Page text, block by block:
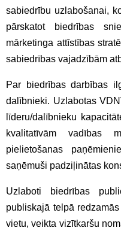
sabiedrību uzlabošanai,
pārskatot biedrības
mārketinga attīstības
sabiedrības vajadzībām
Par biedrības darbības
dalībnieki. Uzlabotas
līderu/dalībnieku
kvalitatīvām vadības
pielietošanas
saņēmuši padziļinātas
Uzlaboti biedrības
publiskajā telpā
vietu, veikta vizītkaršu